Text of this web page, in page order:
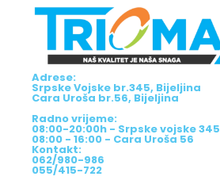
Adrese:
Srpske Vojske br.345, Bijeljina
Cara Uroša br.56, Bijeljina
Radno vrijeme:
08:00-20:00h - Srpske vojske 345
08:00 - 16:00 - Cara Uroša 56
Kontakt:
062/980-986
055/415-722